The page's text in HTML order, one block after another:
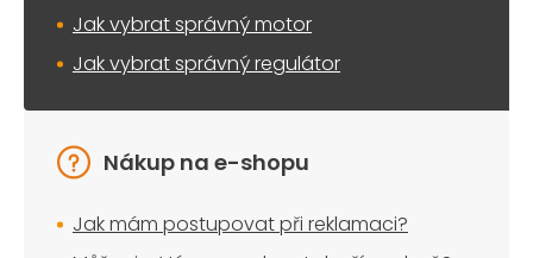
Jak vybrat správný motor
Jak vybrat správný regulátor
Nákup na e-shopu
Jak mám postupovat při reklamaci?